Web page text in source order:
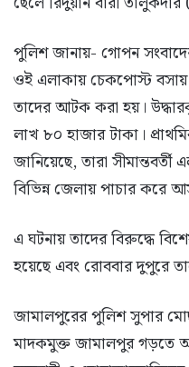
পুলিশ জানায়- গোপন
ওই এলাকায় চেকপোস্ট
তাদের আটক করা হয়।
লাখ ৮০ হাজার টাকা।
জানিয়েছে, তারা
বিভিন্ন জেলায় পাচার করে
এ ঘটনায় তাদের বিরুদ্ধে
হয়েছে এবং রোববার দুপুরে
জামালপুরের পুলিশ সুপার
মাদকমুক্ত জামালপুর গড়তে